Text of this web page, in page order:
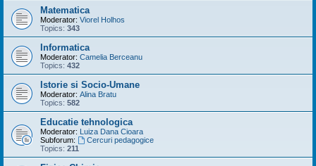
Matematica
Moderator: Viorel Holhos
Topics: 343
Informatica
Moderator: Camelia Berceanu
Topics: 432
Istorie si Socio-Umane
Moderator: Alina Bratu
Topics: 582
Educatie tehnologica
Moderator: Luiza Dana Cioara
Subforum:
Cercuri pedagogice
Topics: 211